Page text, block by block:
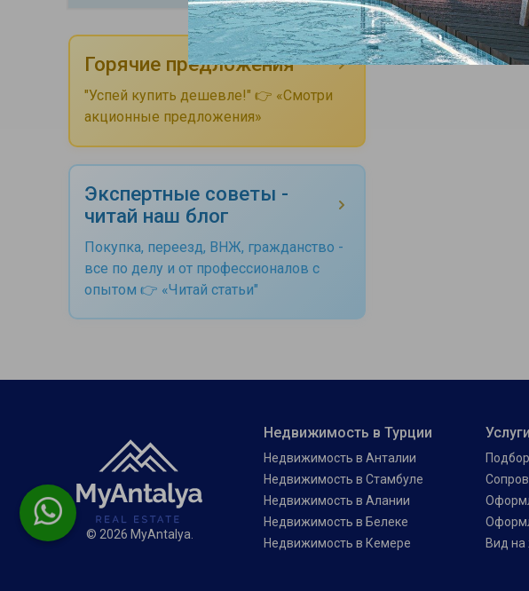
Горячие предложения
"Успей купить дешевле!" 👉 «Смотри
акционные предложения»
Экспертные советы -
читай наш блог
Покупка, переезд, ВНЖ, гражданство -
все по делу и от профессионалов с
опытом 👉 «Читай статьи"
© 2026 MyAntalya.
Недвижимость в Турции
Недвижимость в Анталии
Недвижимость в Стамбуле
Недвижимость в Алании
Недвижимость в Белеке
Недвижимость в Кемере
Услуги
Вид на